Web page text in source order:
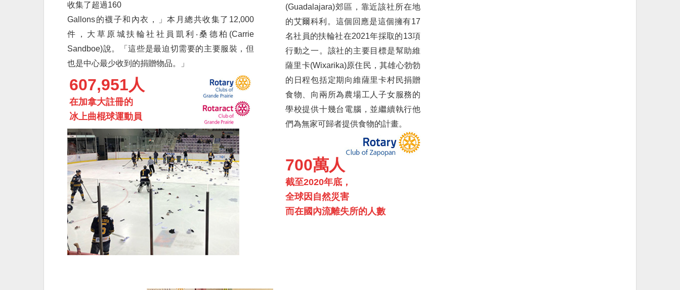
收集了超過160
Gallons的襪子和內衣，」本月總共收集了12,000
件，大草原城扶輪社社員凱利‧桑德柏(Carrie
Sandboe)說。「這些是最迫切需要的主要服裝，但
也是中心最少收到的捐贈物品。」
607,951人
在加拿大註冊的
冰上曲棍球運動員
(Guadalajara)郊區，靠近該社所在地
的艾爾科利。這個回應是這個擁有17
名社員的扶輪社在2021年採取的13項
行動之一。該社的主要目標是幫助維
薩里卡(Wixarika)原住民，其雄心勃勃
的日程包括定期向維薩里卡村民捐贈
食物、向兩所為農場工人子女服務的
學校提供十幾台電腦，並繼續執行他
們為無家可歸者提供食物的計畫。
700萬人
截至2020年底，
全球因自然災害
而在國內流離失所的人數